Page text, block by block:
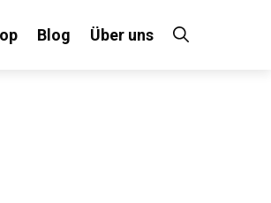
Blog Über uns